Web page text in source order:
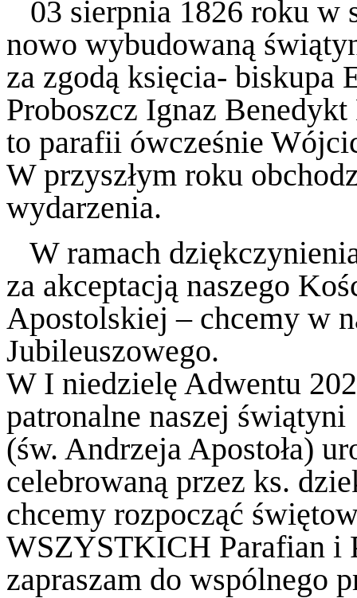
03 sierpnia 1826 roku w
nowo wybudowaną
za zgodą księcia- biskupa
Proboszcz Ignaz
to parafii ówcześnie
W przyszłym roku
wydarzenia.
W ramach
za akceptacją naszego
Apostolskiej – chcemy w
Jubileuszowego.
W I niedzielę Adwentu
patronalne naszej świątyni
(św. Andrzeja Apostoła)
celebrowaną przez ks.
chcemy rozpocząć
WSZYSTKICH Parafian i
zapraszam do wspólnego